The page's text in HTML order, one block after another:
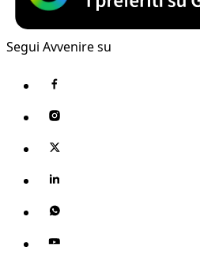
Segui Avvenire su